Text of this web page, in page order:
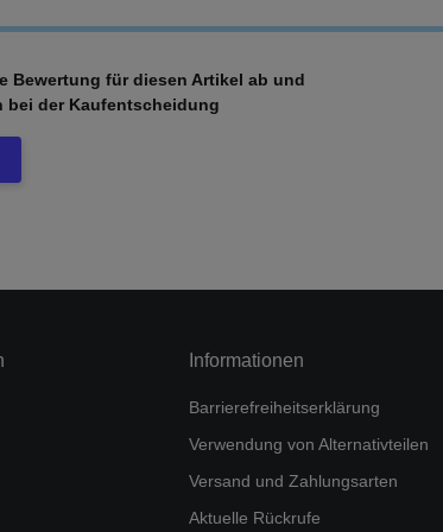
Bewertung für diesen Artikel ab und
bei der Kaufentscheidung
Informationen
Barrierefreiheitserklärung
Verwendung von Alternativteilen
Versand und Zahlungsarten
Aktuelle Rückrufe